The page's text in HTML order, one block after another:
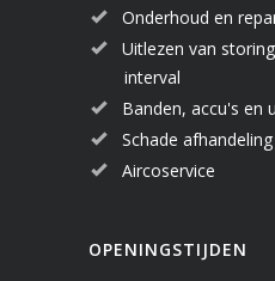
Onderhoud en
Uitlezen van
interval
Banden, accu's en
Schade afhandeling
Aircoservice
OPENINGSTIJDEN